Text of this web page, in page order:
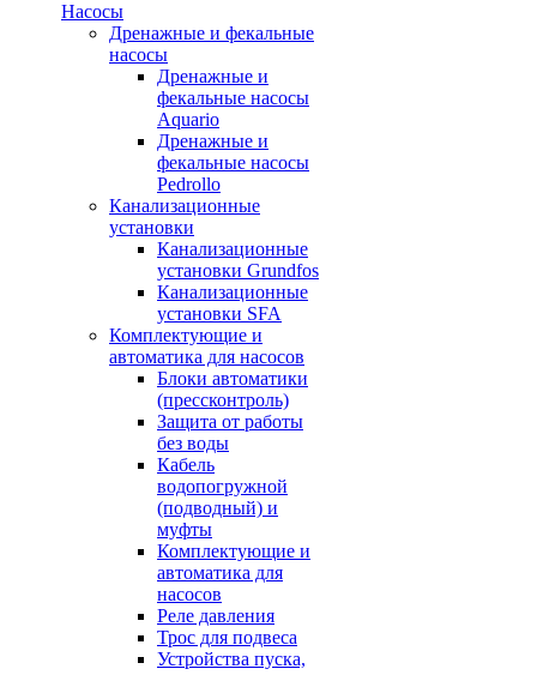
Насосы
Дренажные и фекальные
насосы
Дренажные и
фекальные насосы
Aquario
Дренажные и
фекальные насосы
Pedrollo
Канализационные
установки
Канализационные
установки Grundfos
Канализационные
установки SFA
Комплектующие и
автоматика для насосов
Блоки автоматики
(прессконтроль)
Защита от работы
без воды
Кабель
водопогружной
(подводный) и
муфты
Комплектующие и
автоматика для
насосов
Реле давления
Трос для подвеса
Устройства пуска,